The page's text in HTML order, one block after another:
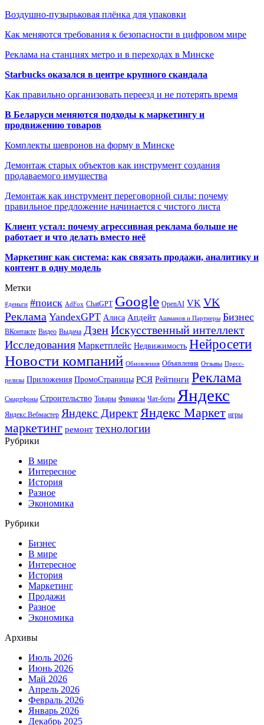
Воздушно-пузырьковая плёнка для упаковки
Как меняются требования к безопасности в цифровом мире
Реклама на станциях метро и в переходах в Минске
Starbucks оказался в центре крупного скандала
Как правильно организовать переезд и не потерять время
В Беларуси меняются подходы к маркетингу и
продвижению товаров
Комплекты шевронов на форму в Минске
Демонтаж старых объектов как инструмент создания
продаваемого имущества
Демонтаж как инструмент переговорной силы: почему
правильное предложение начинается с чистого листа
Клиент устал: почему агрессивная реклама больше не
работает и что делать вместо неё
Маркетинг как система: как связать продажи, аналитику и
контент в одну модель
Метки
#деньги #поиск AdFox ChatGPT Google OpenAI VK VK
Реклама YandexGPT Алиса Апдейт Ашманов и Партнеры Бизнес
ВКонтакте Видео Выдача ДзенИскусственный интеллект
Исследования Маркетплейс Недвижимость Нейросети
Новости компаний Обновления Объявления Отзывы Пресс-
релизы Приложения ПромоСтраницы РСЯ Рейтинги Реклама
Смартфоны Строительство Товары Финансы Чат-боты Яндекс
Яндекс.Вебмастер Яндекс Директ Яндекс Маркет игры
маркетинг ремонт технологии
Рубрики
В мире
Интересное
История
Разное
Экономика
Рубрики
Бизнес
В мире
Интересное
История
Маркетинг
Продажи
Разное
Экономика
Архивы
Июль 2026
Июнь 2026
Май 2026
Апрель 2026
Февраль 2026
Январь 2026
Декабрь 2025